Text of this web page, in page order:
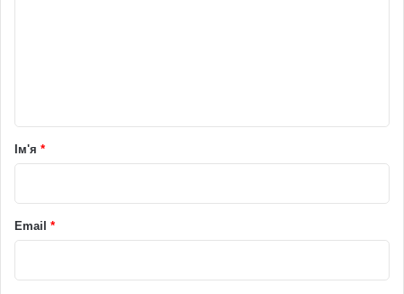
рІм'я *
Email *